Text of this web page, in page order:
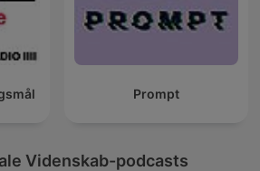
Prompt
Videnskab-podcasts